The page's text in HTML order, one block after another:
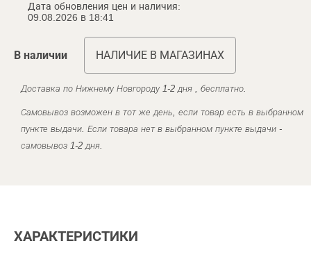
Дата обновления цен и наличия:
09.08.2026 в 18:41
В наличии НАЛИЧИЕ В МАГАЗИНАХ
Доставка по Нижнему Новгороду 1-2 дня , бесплатно.
Самовывоз возможен в тот же день, если товар есть в выбранном
пункте выдачи. Если товара нет в выбранном пункте выдачи -
самовывоз 1-2 дня.
ХАРАКТЕРИСТИКИ